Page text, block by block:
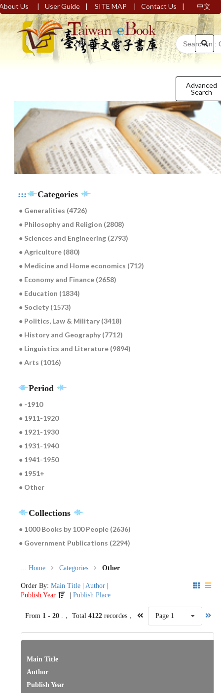
Us | User Guide | SITE MAP | Contact Us | 中文
Advanced
Search
::: Categories
● Generalities (4726)
● Philosophy and Religion (2808)
● Sciences and Engineering (2793)
● Agriculture (880)
● Medicine and Home economics (712)
● Economy and Finance (2658)
● Education (1834)
● Society (1573)
● Politics, Law & Military (3418)
● History and Geography (7712)
● Linguistics and Literature (9894)
● Arts (1016)
Period
● -1910
● 1911-1920
● 1921-1930
● 1931-1940
● 1941-1950
● 1951+
● Other
Collections
● 1000 Books by 100 People (2636)
● Government Publications (2294)
::: Home Categories Other
Order By: Main Title Author
Publish Year
|Publish Place
From 1 - 20 .， Total 4122recordes， Page 1
Main Title
Author
Publish Year